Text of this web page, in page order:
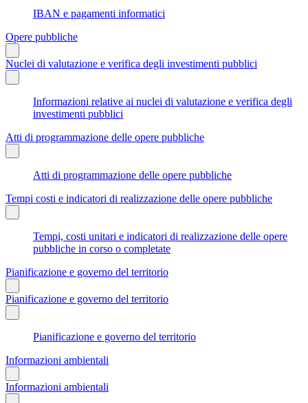
IBAN e pagamenti informatici
Opere pubbliche
Nuclei di valutazione e verifica degli investimenti pubblici
Informazioni relative ai nuclei di valutazione e verifica degli
investimenti pubblici
Atti di programmazione delle opere pubbliche
Atti di programmazione delle opere pubbliche
Tempi costi e indicatori di realizzazione delle opere pubbliche
Tempi, costi unitari e indicatori di realizzazione delle opere
pubbliche in corso o completate
Pianificazione e governo del territorio
Pianificazione e governo del territorio
Pianificazione e governo del territorio
Informazioni ambientali
Informazioni ambientali